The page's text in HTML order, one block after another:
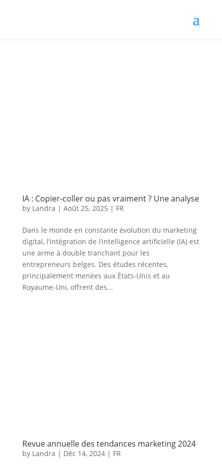
IA : Copier-coller ou pas vraiment ? Une analyse
by Landra | Août 25, 2025 | FR
Dans le monde en constante évolution du marketing
digital, l’intégration de l’intelligence artificielle (IA) est
une arme à double tranchant pour les
entrepreneurs belges. Des études récentes,
principalement menées aux États-Unis et au
Royaume-Uni, offrent des...
Revue annuelle des tendances marketing 2024
by Landra | Déc 14, 2024| FR